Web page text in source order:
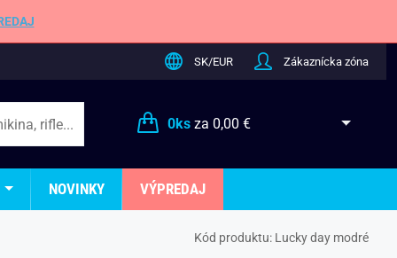
SK/EUR Zákaznícka zóna
0ksza 0,00 €
NOVINKY VÝPREDAJ
Kód produktu: Lucky day modré